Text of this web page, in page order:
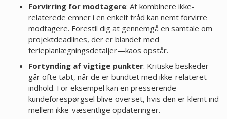
Forvirring for modtagere: At kombinere ikke-
relaterede emner i en enkelt tråd kan nemt forvirre
modtagere. Forestil dig at gennemgå en samtale om
projektdeadlines, der er blandet med
ferieplanlægningsdetaljer—kaos opstår.
Fortynding af vigtige punkter: Kritiske beskeder
går ofte tabt, når de er bundtet med ikke-relateret
indhold. For eksempel kan en presserende
kundeforespørgsel blive overset, hvis den er klemt ind
mellem ikke-væsentlige opdateringer.